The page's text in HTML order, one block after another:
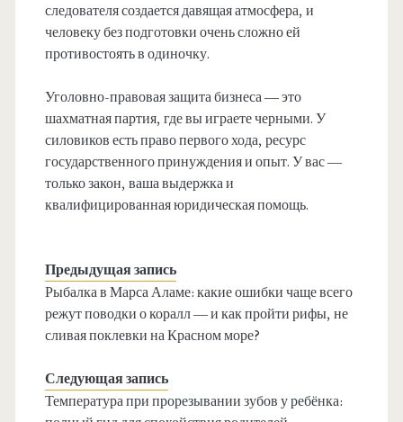
следователя создается давящая атмосфера, и
человеку без подготовки очень сложно ей
противостоять в одиночку.
Уголовно-правовая защита бизнеса — это
шахматная партия, где вы играете черными. У
силовиков есть право первого хода, ресурс
государственного принуждения и опыт. У вас —
только закон, ваша выдержка и
квалифицированная юридическая помощь.
Предыдущая запись
Рыбалка в Марса Аламе: какие ошибки чаще всего
режут поводки о коралл — и как пройти рифы, не
сливая поклевки на Красном море?
Следующая запись
Температура при прорезывании зубов у ребёнка: